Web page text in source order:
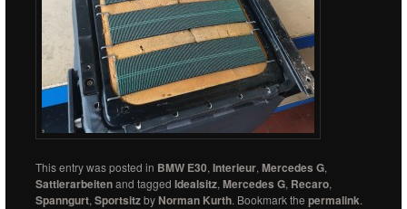
This entry was posted in BMW E30,Interieur,Mercedes G,
Sattlerarbeitenand taggedIdealsitz,Mercedes G, Recaro,
Spanngurt,SportsitzbyNorman Kurth. Bookmark thepermalink.